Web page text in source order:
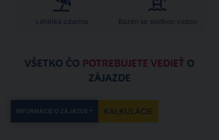
Lehátka zdarma Bazén se sladkou vodou
VŠETKO ČO POTREBUJETE VEDIEŤ O
ZÁJAZDE
INFORMÁCIE O ZÁJAZDE KALKULÁCIE